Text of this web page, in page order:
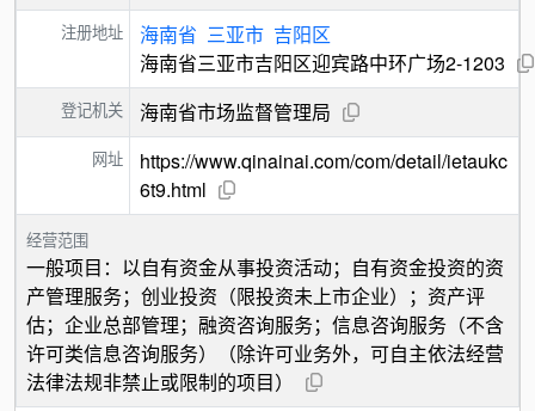
注册地址 海南省 三亚市 吉阳区
海南省三亚市吉阳区迎宾路中环广场2-1203
登记机关 海南省市场监督管理局
网址
https://www.qinainai.com/com/detail/ietaukc
6t9.html
经营范围
一般项目：以自有资金从事投资活动；自有资金投资的资
产管理服务；创业投资（限投资未上市企业）；资产评
估；企业总部管理；融资咨询服务；信息咨询服务（不含
许可类信息咨询服务）（除许可业务外，可自主依法经营
法律法规非禁止或限制的项目）